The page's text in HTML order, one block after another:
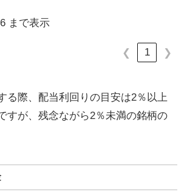
まで表示
❮ 1 ❯
る際、配当利回りの目安は2％以上
すが、残念ながら2％未満の銘柄の